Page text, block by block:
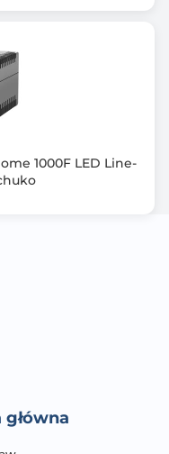
TGS są
oraz
1000F LED Line-